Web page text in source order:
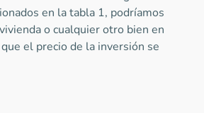
en la tabla 1, podríamos
o cualquier otro bien en
el precio de la inversión se